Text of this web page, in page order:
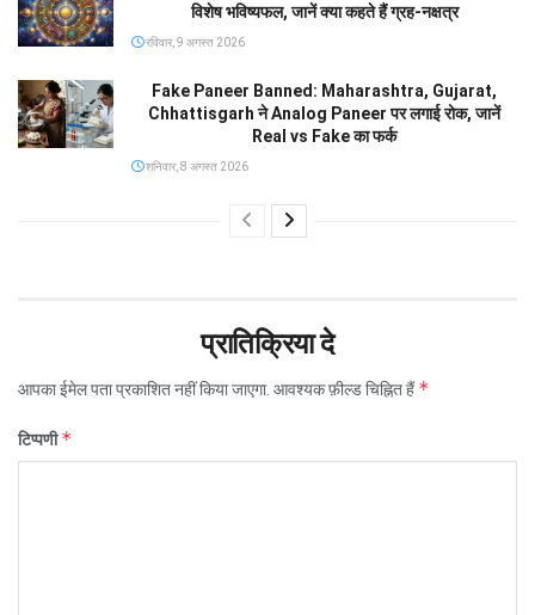
विशेष भविष्यफल, जानें क्या कहते हैं ग्रह-नक्षत्र
रविवार, 9 अगस्त 2026
Fake Paneer Banned: Maharashtra, Gujarat,
Chhattisgarh ने Analog Paneer पर लगाई रोक, जानें
Real vs Fake का फर्क
शनिवार, 8 अगस्त 2026
प्रातिक्रिया दे
आपका ईमेल पता प्रकाशित नहीं किया जाएगा. आवश्यक फ़ील्ड चिह्नित हैं*
टिप्पणी*